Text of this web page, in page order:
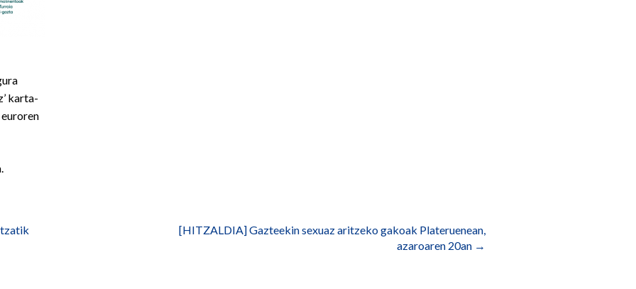
karta-
[HITZALDIA] Gazteekin sexuaz aritzeko gakoak Plateruenean,
azaroaren 20an →